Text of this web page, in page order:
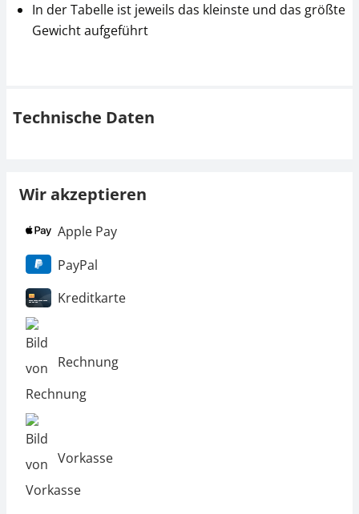
In der Tabelle ist jeweils das kleinste und das größte
Gewicht aufgeführt
Technische Daten
Wir akzeptieren
Apple Pay
PayPal
Kreditkarte
Rechnung
Vorkasse